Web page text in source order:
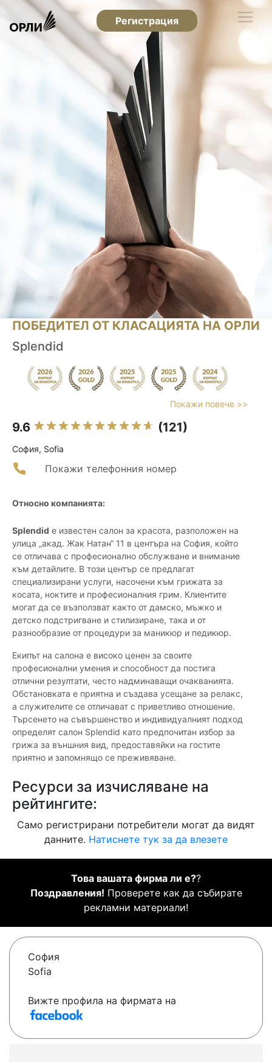
Регистрация
ПОБЕДИТЕЛ ОТ КЛАСАЦИЯТА НА ОРЛИ
Splendid
Покажи повече >>
9.6 (121)
София, Sofia
Покажи телефонния номер
Относно компанията:
Splendid е известен салон за красота, разположен на
улица „акад. Жак Натан“ 11 в центъра на София, който
се отличава с професионално обслужване и внимание
към детайлите. В този център се предлагат
специализирани услуги, насочени към грижата за
косата, ноктите и професионалния грим. Клиентите
могат да се възползват както от дамско, мъжко и
детско подстригване и стилизиране, така и от
разнообразие от процедури за маникюр и педикюр.
Екипът на салона е високо ценен за своите
професионални умения и способност да постига
отлични резултати, често надминаващи очакванията.
Обстановката е приятна и създава усещане за релакс,
а служителите се отличават с приветливо отношение.
Търсенето на съвършенство и индивидуалният подход
определят салон Splendid като предпочитан избор за
грижа за външния вид, предоставяйки на гостите
приятно и запомнящо се преживяване.
Ресурси за изчисляване на
рейтингите:
Само регистрирани потребители могат да видят
данните. Натиснете тук за да влезете
Това вашата фирма ли е??
Поздравления! Проверете как да събирате
рекламни материали!
София
Sofia
Вижте профила на фирмата на